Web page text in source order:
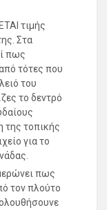
τιμής
Στα
πως
τότες που
του
το δεντρό
της τοπικής
για το
πως
τον πλούτο